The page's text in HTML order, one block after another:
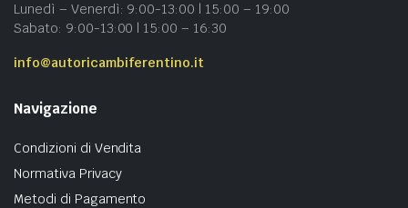
Lunedì – Venerdì: 9:00-13:00 | 15:00 – 19:00
Sabato: 9:00-13:00 | 15:00 – 16:30
info@autoricambiferentino.it
Navigazione
Condizioni di Vendita
Normativa Privacy
Metodi di Pagamento